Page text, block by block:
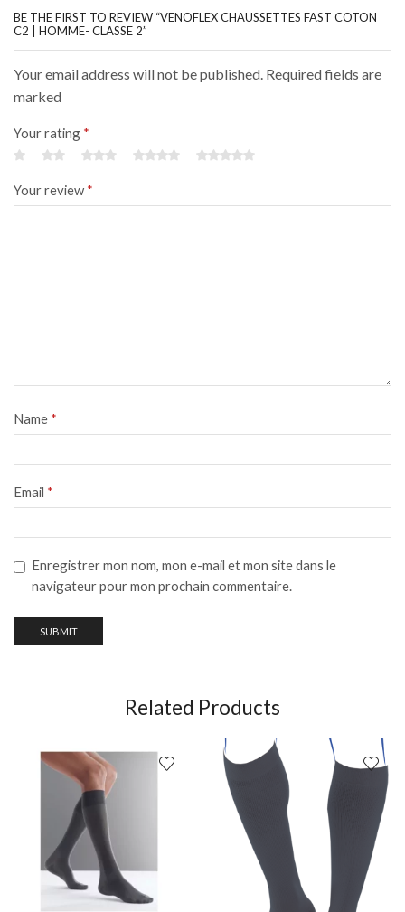
BE THE FIRST TO REVIEW “VENOFLEX CHAUSSETTES FAST COTON
C2 | HOMME- CLASSE 2”
Your email address will not be published. Required fields are
marked
Your rating *
Your review *
Name *
Email *
Enregistrer mon nom, mon e-mail et mon site dans le
navigateur pour mon prochain commentaire.
Related Products